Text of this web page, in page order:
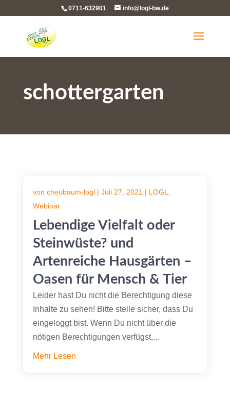
0711-632901 info@logl-bw.de
schottergarten
Lebendige Vielfalt oder
Steinwüste? und
Artenreiche Hausgärten –
Oasen für Mensch & Tier
von cheubaum-logl| Juli 27, 2021 | LOGL
Webinar
Leider hast Du nicht die Berechtigung diese
Inhalte zu sehen! Bitte stelle sicher, dass Du
eingeloggt bist. Wenn Du nicht über die
nötigen Berechtigungen verfügst,...
Mehr Lesen